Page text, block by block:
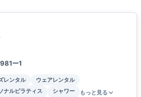
ー1
レンタル
ウェアレンタル
ナルピラティス シャワー もっと見る